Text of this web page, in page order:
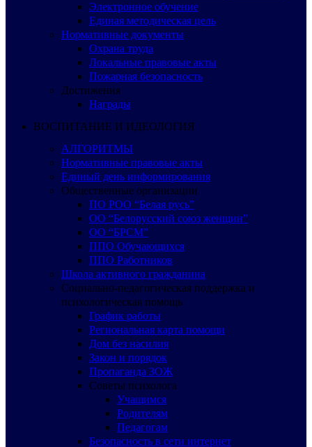
Электронное обучение
Единая методическая цель
Нормативные документы
Охрана труда
Локальные правовые акты
Пожарная безопасность
Достижения
Награды
ВОСПИТАНИЕ И ИДЕОЛОГИЯ
АЛГОРИТМЫ
Нормативные правовые акты
Единый день информирования
Общественные организации
ПО РОО “Белая русь”
ОО “Белорусский союз женщин”
ОО “БРСМ”
ППО Обучающихся
ППО Работников
Школа активного гражданина
Социально-педагогическая поддержка и
психологическая помощь
График работы
Региональная карта помощи
Дом без насилия
Закон и порядок
Пропаганда ЗОЖ
Советы психолога
Учащимся
Родителям
Педагогам
Безопасность в сети интернет